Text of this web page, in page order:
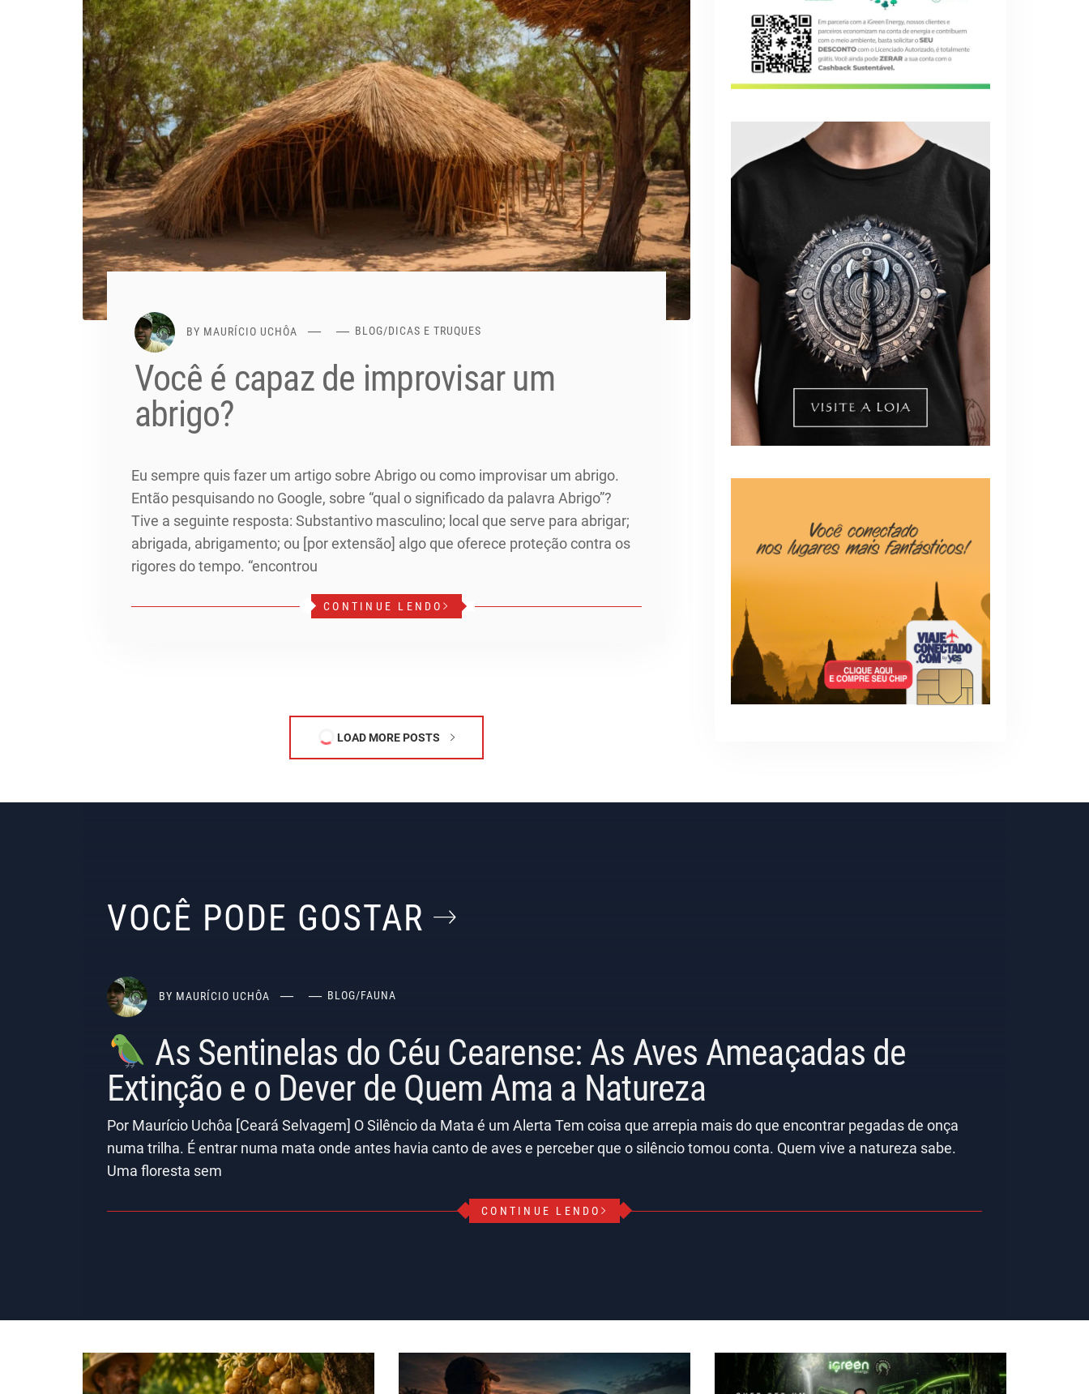
BY MAURÍCIO UCHÔA BLOG/DICAS E TRUQUES
Você é capaz de improvisar um
abrigo?
Eu sempre quis fazer um artigo sobre Abrigo ou como improvisar um abrigo.
Então pesquisando no Google, sobre “qual o significado da palavra Abrigo”?
Tive a seguinte resposta: Substantivo masculino; local que serve para abrigar;
abrigada, abrigamento; ou [por extensão] algo que oferece proteção contra os
rigores do tempo. “encontrou
CONTINUE LENDO
LOAD MORE POSTS
VOCÊ PODE GOSTAR
BY MAURÍCIO UCHÔA BLOG/FAUNA
As Sentinelas do Céu Cearense: As Aves Ameaçadas de
Extinção e o Dever de Quem Ama a Natureza
Por Maurício Uchôa [Ceará Selvagem] O Silêncio da Mata é um Alerta Tem coisa que arrepia mais do que encontrar pegadas de onça
numa trilha. É entrar numa mata onde antes havia canto de aves e perceber que o silêncio tomou conta. Quem vive a natureza sabe.
Uma floresta sem
CONTINUE LENDO